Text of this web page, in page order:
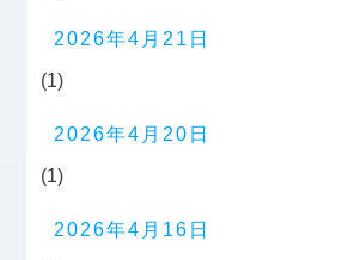
2026年4月21日
(1)
2026年4月20日
(1)
2026年4月16日